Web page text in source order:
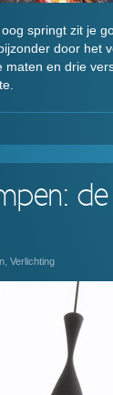
springt zit je
door het
en drie
Verlichting